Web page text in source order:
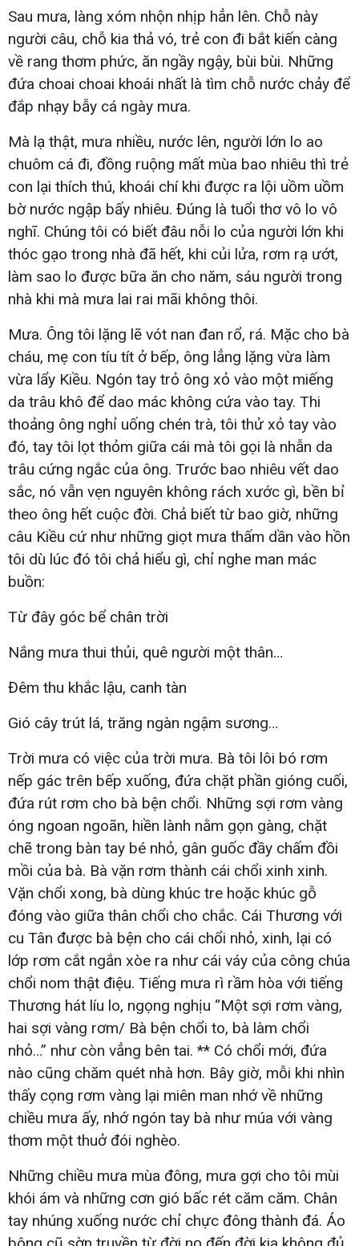
Sau mưa, làng xóm nhộn nhịp hẳn lên. Chỗ này
người câu, chỗ kia thả vó, trẻ con đi bắt kiến càng
về rang thơm phức, ăn ngầy ngậy, bùi bùi. Những
đứa choai choai khoái nhất là tìm chỗ nước chảy để
đắp nhạy bẫy cá ngày mưa.
Mà lạ thật, mưa nhiều, nước lên, người lớn lo ao
chuôm cá đi, đồng ruộng mất mùa bao nhiêu thì trẻ
con lại thích thú, khoái chí khi được ra lội uồm uồm
bờ nước ngập bấy nhiêu. Đúng là tuổi thơ vô lo vô
nghĩ. Chúng tôi có biết đâu nỗi lo của người lớn khi
thóc gạo trong nhà đã hết, khi củi lửa, rơm rạ ướt,
làm sao lo được bữa ăn cho năm, sáu người trong
nhà khi mà mưa lai rai mãi không thôi.
Mưa. Ông tôi lặng lẽ vót nan đan rổ, rá. Mặc cho bà
cháu, mẹ con tíu tít ở bếp, ông lẳng lặng vừa làm
vừa lẩy Kiều. Ngón tay trỏ ông xỏ vào một miếng
da trâu khô để dao mác không cứa vào tay. Thi
thoảng ông nghỉ uống chén trà, tôi thử xỏ tay vào
đó, tay tôi lọt thỏm giữa cái mà tôi gọi là nhẫn da
trâu cứng ngắc của ông. Trước bao nhiêu vết dao
sắc, nó vẫn vẹn nguyên không rách xước gì, bền bỉ
theo ông hết cuộc đời. Chả biết từ bao giờ, những
câu Kiều cứ như những giọt mưa thấm dần vào hồn
tôi dù lúc đó tôi chả hiểu gì, chỉ nghe man mác
buồn:
Từ đây góc bể chân trời
Nắng mưa thui thủi, quê người một thân…
Đêm thu khắc lậu, canh tàn
Gió cây trút lá, trăng ngàn ngậm sương…
Trời mưa có việc của trời mưa. Bà tôi lôi bó rơm
nếp gác trên bếp xuống, đứa chặt phần gióng cuối,
đứa rút rơm cho bà bện chổi. Những sợi rơm vàng
óng ngoan ngoãn, hiền lành nằm gọn gàng, chặt
chẽ trong bàn tay bé nhỏ, gân guốc đầy chấm đồi
mồi của bà. Bà vặn rơm thành cái chổi xinh xinh.
Vặn chổi xong, bà dùng khúc tre hoặc khúc gỗ
đóng vào giữa thân chổi cho chắc. Cái Thương với
cu Tân được bà bện cho cái chổi nhỏ, xinh, lại có
lớp rơm cắt ngắn xòe ra như cái váy của công chúa
chổi nom thật điệu. Tiếng mưa rì rầm hòa với tiếng
Thương hát líu lo, ngọng nghịu “Một sợi rơm vàng,
hai sợi vàng rơm/ Bà bện chổi to, bà làm chổi
nhỏ…” như còn vẳng bên tai. ** Có chổi mới, đứa
nào cũng chăm quét nhà hơn. Bây giờ, mỗi khi nhìn
thấy cọng rơm vàng lại miên man nhớ về những
chiều mưa ấy, nhớ ngón tay bà như múa với vàng
thơm một thuở đói nghèo.
Những chiều mưa mùa đông, mưa gợi cho tôi mùi
khói ám và những cơn gió bấc rét căm căm. Chân
tay nhúng xuống nước chỉ chực đông thành đá. Áo